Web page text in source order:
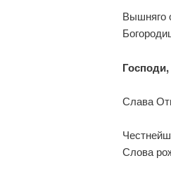
Вышняго
Слава
Слова